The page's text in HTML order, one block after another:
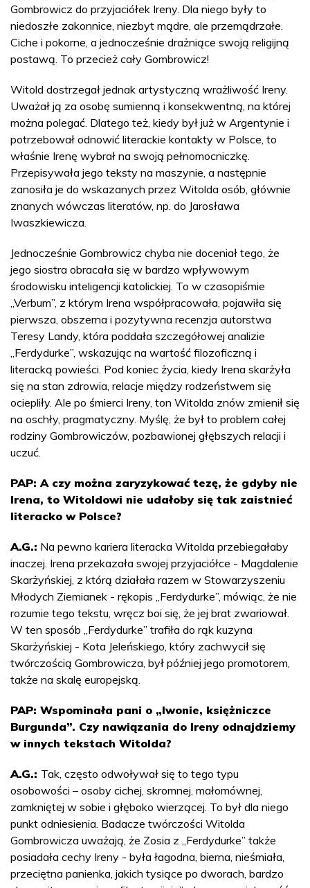
Gombrowicz do przyjaciółek Ireny. Dla niego były to
niedoszłe zakonnice, niezbyt mądre, ale przemądrzałe.
Ciche i pokorne, a jednocześnie drażniące swoją religijną
postawą. To przecież cały Gombrowicz!
Witold dostrzegał jednak artystyczną wrażliwość Ireny.
Uważał ją za osobę sumienną i konsekwentną, na której
można polegać. Dlatego też, kiedy był już w Argentynie i
potrzebował odnowić literackie kontakty w Polsce, to
właśnie Irenę wybrał na swoją pełnomocniczkę.
Przepisywała jego teksty na maszynie, a następnie
zanosiła je do wskazanych przez Witolda osób, głównie
znanych wówczas literatów, np. do Jarosława
Iwaszkiewicza.
Jednocześnie Gombrowicz chyba nie doceniał tego, że
jego siostra obracała się w bardzo wpływowym
środowisku inteligencji katolickiej. To w czasopiśmie
„Verbum”, z którym Irena współpracowała, pojawiła się
pierwsza, obszerna i pozytywna recenzja autorstwa
Teresy Landy, która poddała szczegółowej analizie
„Ferdydurke”, wskazując na wartość filozoficzną i
literacką powieści. Pod koniec życia, kiedy Irena skarżyła
się na stan zdrowia, relacje między rodzeństwem się
ociepliły. Ale po śmierci Ireny, ton Witolda znów zmienił się
na oschły, pragmatyczny. Myślę, że był to problem całej
rodziny Gombrowiczów, pozbawionej głębszych relacji i
uczuć.
PAP: A czy można zaryzykować tezę, że gdyby nie
Irena, to Witoldowi nie udałoby się tak zaistnieć
literacko w Polsce?
A.G.: Na pewno kariera literacka Witolda przebiegałaby
inaczej. Irena przekazała swojej przyjaciółce - Magdalenie
Skarżyńskiej, z którą działała razem w Stowarzyszeniu
Młodych Ziemianek - rękopis „Ferdydurke”, mówiąc, że nie
rozumie tego tekstu, wręcz boi się, że jej brat zwariował.
W ten sposób „Ferdydurke” trafiła do rąk kuzyna
Skarżyńskiej - Kota Jeleńskiego, który zachwycił się
twórczością Gombrowicza, był później jego promotorem,
także na skalę europejską.
PAP: Wspominała pani o „Iwonie, księżniczce
Burgunda”. Czy nawiązania do Ireny odnajdziemy
w innych tekstach Witolda?
A.G.: Tak, często odwoływał się to tego typu
osobowości – osoby cichej, skromnej, małomównej,
zamkniętej w sobie i głęboko wierzącej. To był dla niego
punkt odniesienia. Badacze twórczości Witolda
Gombrowicza uważają, że Zosia z „Ferdydurke” także
posiadała cechy Ireny - była łagodna, bierna, nieśmiała,
przeciętna panienka, jakich tysiące po dworach, bardzo